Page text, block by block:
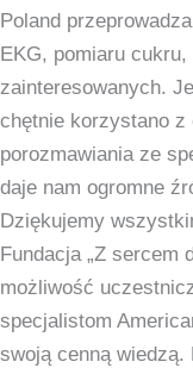
Poland
EKG, pomiaru
zainteresowanych.
chętnie korzystano z
porozmawiania ze
daje nam ogromne
Dziękujemy
Fundacja „Z sercem
możliwość
specjalistom
swoją cenną